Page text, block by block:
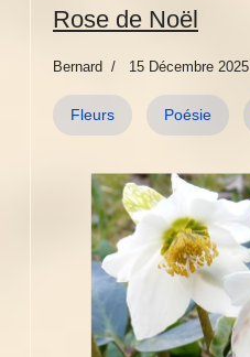
Rose de Noël
Bernard 15 Décembre 2025
Fleurs Poésie